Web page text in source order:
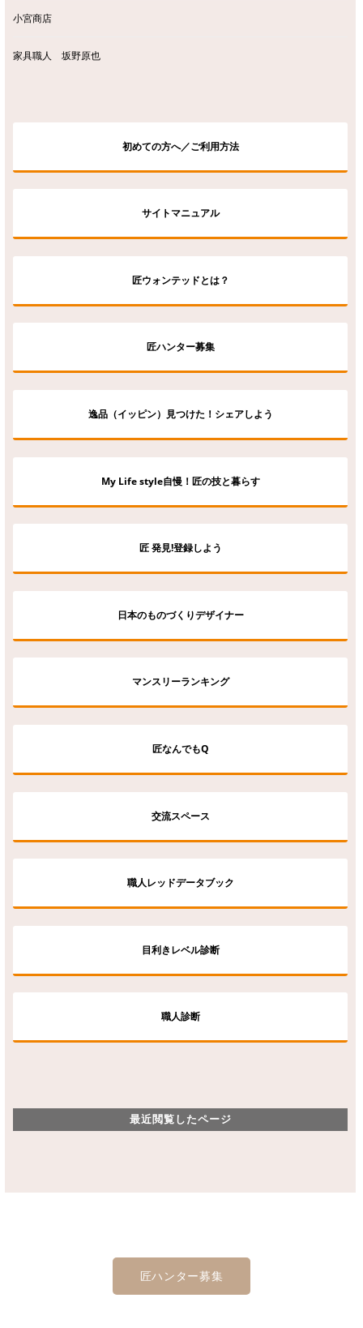
小宮商店
家具職人 坂野原也
初めての方へ／ご利用方法
サイトマニュアル
匠ウォンテッドとは？
匠ハンター募集
逸品（イッピン）見つけた！シェアしよう
My Life style自慢！匠の技と暮らす
匠 発見!登録しよう
日本のものづくりデザイナー
マンスリーランキング
匠なんでもQ
交流スペース
職人レッドデータブック
目利きレベル診断
職人診断
最近閲覧したページ
匠ハンター募集